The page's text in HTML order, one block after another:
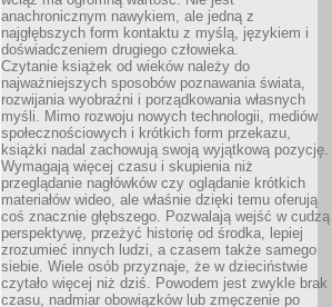
anachronicznym nawykiem, ale jedną z
najgłębszych form kontaktu z myślą, językiem i
doświadczeniem drugiego człowieka.
Czytanie książek od wieków należy do
najważniejszych sposobów poznawania świata,
rozwijania wyobraźni i porządkowania własnych
myśli. Mimo rozwoju nowych technologii, mediów
społecznościowych i krótkich form przekazu,
książki nadal zachowują swoją wyjątkową pozycję.
Wymagają więcej czasu i skupienia niż
przeglądanie nagłówków czy oglądanie krótkich
materiałów wideo, ale właśnie dzięki temu oferują
coś znacznie głębszego. Pozwalają wejść w cudzą
perspektywę, przeżyć historię od środka, lepiej
zrozumieć innych ludzi, a czasem także samego
siebie. Wiele osób przyznaje, że w dzieciństwie
czytało więcej niż dziś. Powodem jest zwykle brak
czasu, nadmiar obowiązków lub zmęczenie po